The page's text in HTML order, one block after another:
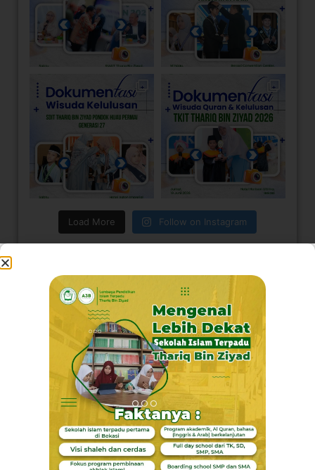
Load More Follow on Instagram
Visi Kami